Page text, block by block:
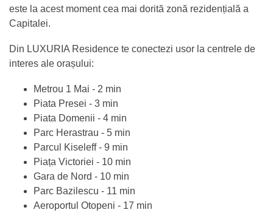
este la acest moment cea mai dorită zonă rezidențială a
Capitalei.
Din LUXURIA Residence te conectezi usor la centrele de
interes ale orașului:
Metrou 1 Mai - 2 min
Piata Presei - 3 min
Piata Domenii - 4 min
Parc Herastrau - 5 min
Parcul Kiseleff - 9 min
Piața Victoriei - 10 min
Gara de Nord - 10 min
Parc Bazilescu - 11 min
Aeroportul Otopeni - 17 min